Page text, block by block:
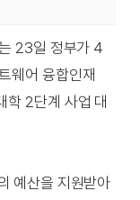
23일 정부가 4
웨어 융합인재
학 2단계 사업 대
예산을 지원받아